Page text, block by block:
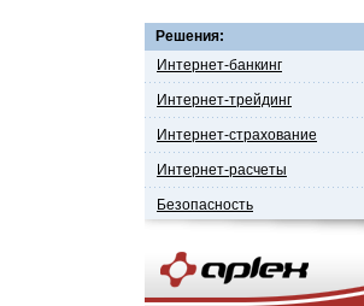
Решения:
Интернет-банкинг
Интернет-трейдинг
Интернет-страхование
Интернет-расчеты
Безопасность